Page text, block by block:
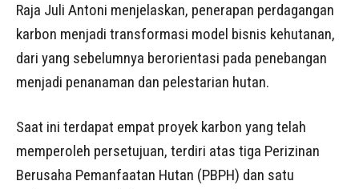
Raja Juli Antoni menjelaskan, penerapan perdagangan
karbon menjadi transformasi model bisnis kehutanan,
dari yang sebelumnya berorientasi pada penebangan
menjadi penanaman dan pelestarian hutan.
Saat ini terdapat empat proyek karbon yang telah
memperoleh persetujuan, terdiri atas tiga Perizinan
Berusaha Pemanfaatan Hutan (PBPH) dan satu